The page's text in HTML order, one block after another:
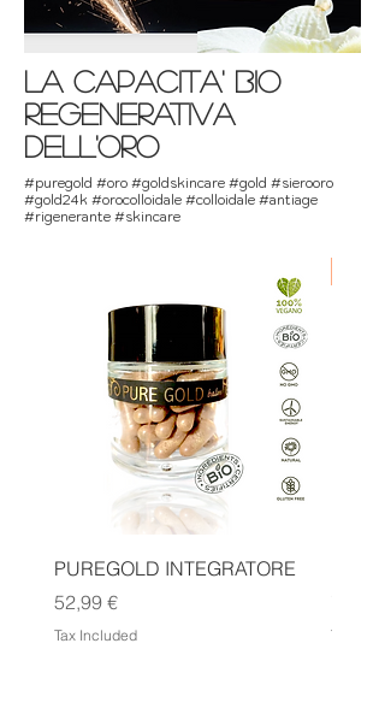
la capacita' bio
regenerativa
dell'oro
#puregold #oro #goldskincare #gold #sierooro
#gold24k #orocolloidale #colloidale #antiage
#rigenerante #skincare
PUREGOLD INTEGRATORE
Price
52,99 €
Tax Included Tax